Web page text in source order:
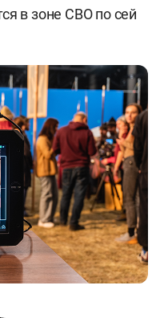
в зоне СВО по сей